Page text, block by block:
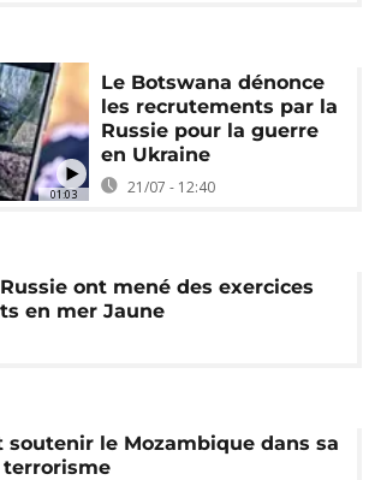
01:03
Le Botswana dénonce
les recrutements par la
Russie pour la guerre
en Ukraine
21/07 - 12:40
ont mené des exercices
en mer Jaune
soutenir le Mozambique dans sa